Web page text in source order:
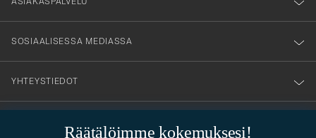
Räätälöimme kokemuksesi!
SOSIAALISESSA MEDIASSA
YHTEYSTIEDOT